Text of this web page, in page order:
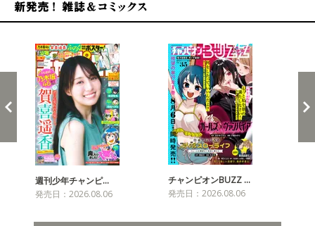
週刊少年チャンピ…
発売日：2026.08.06
チャンピオンBUZZ …
発売日：2026.08.06